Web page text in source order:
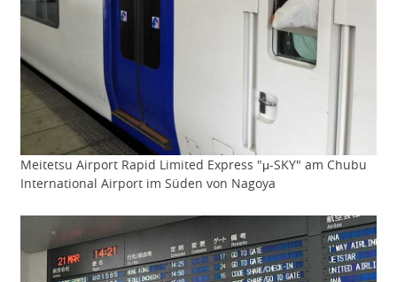
Meitetsu Airport Rapid Limited Express "μ-SKY" am Chubu
International Airport im Süden von Nagoya